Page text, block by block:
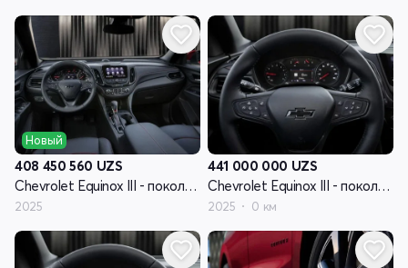
Новый
408 450 560 UZS
Chevrolet Equinox III - поколение рестайлинг
2025
441 000 000 UZS
Chevrolet Equinox III - поколение рестайлинг
2025 0 км